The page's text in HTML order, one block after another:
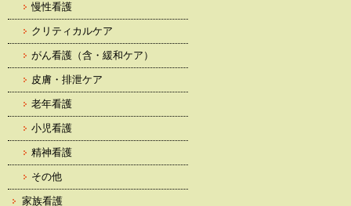
慢性看護
クリティカルケア
がん看護（含・緩和ケア）
皮膚・排泄ケア
老年看護
小児看護
精神看護
その他
家族看護